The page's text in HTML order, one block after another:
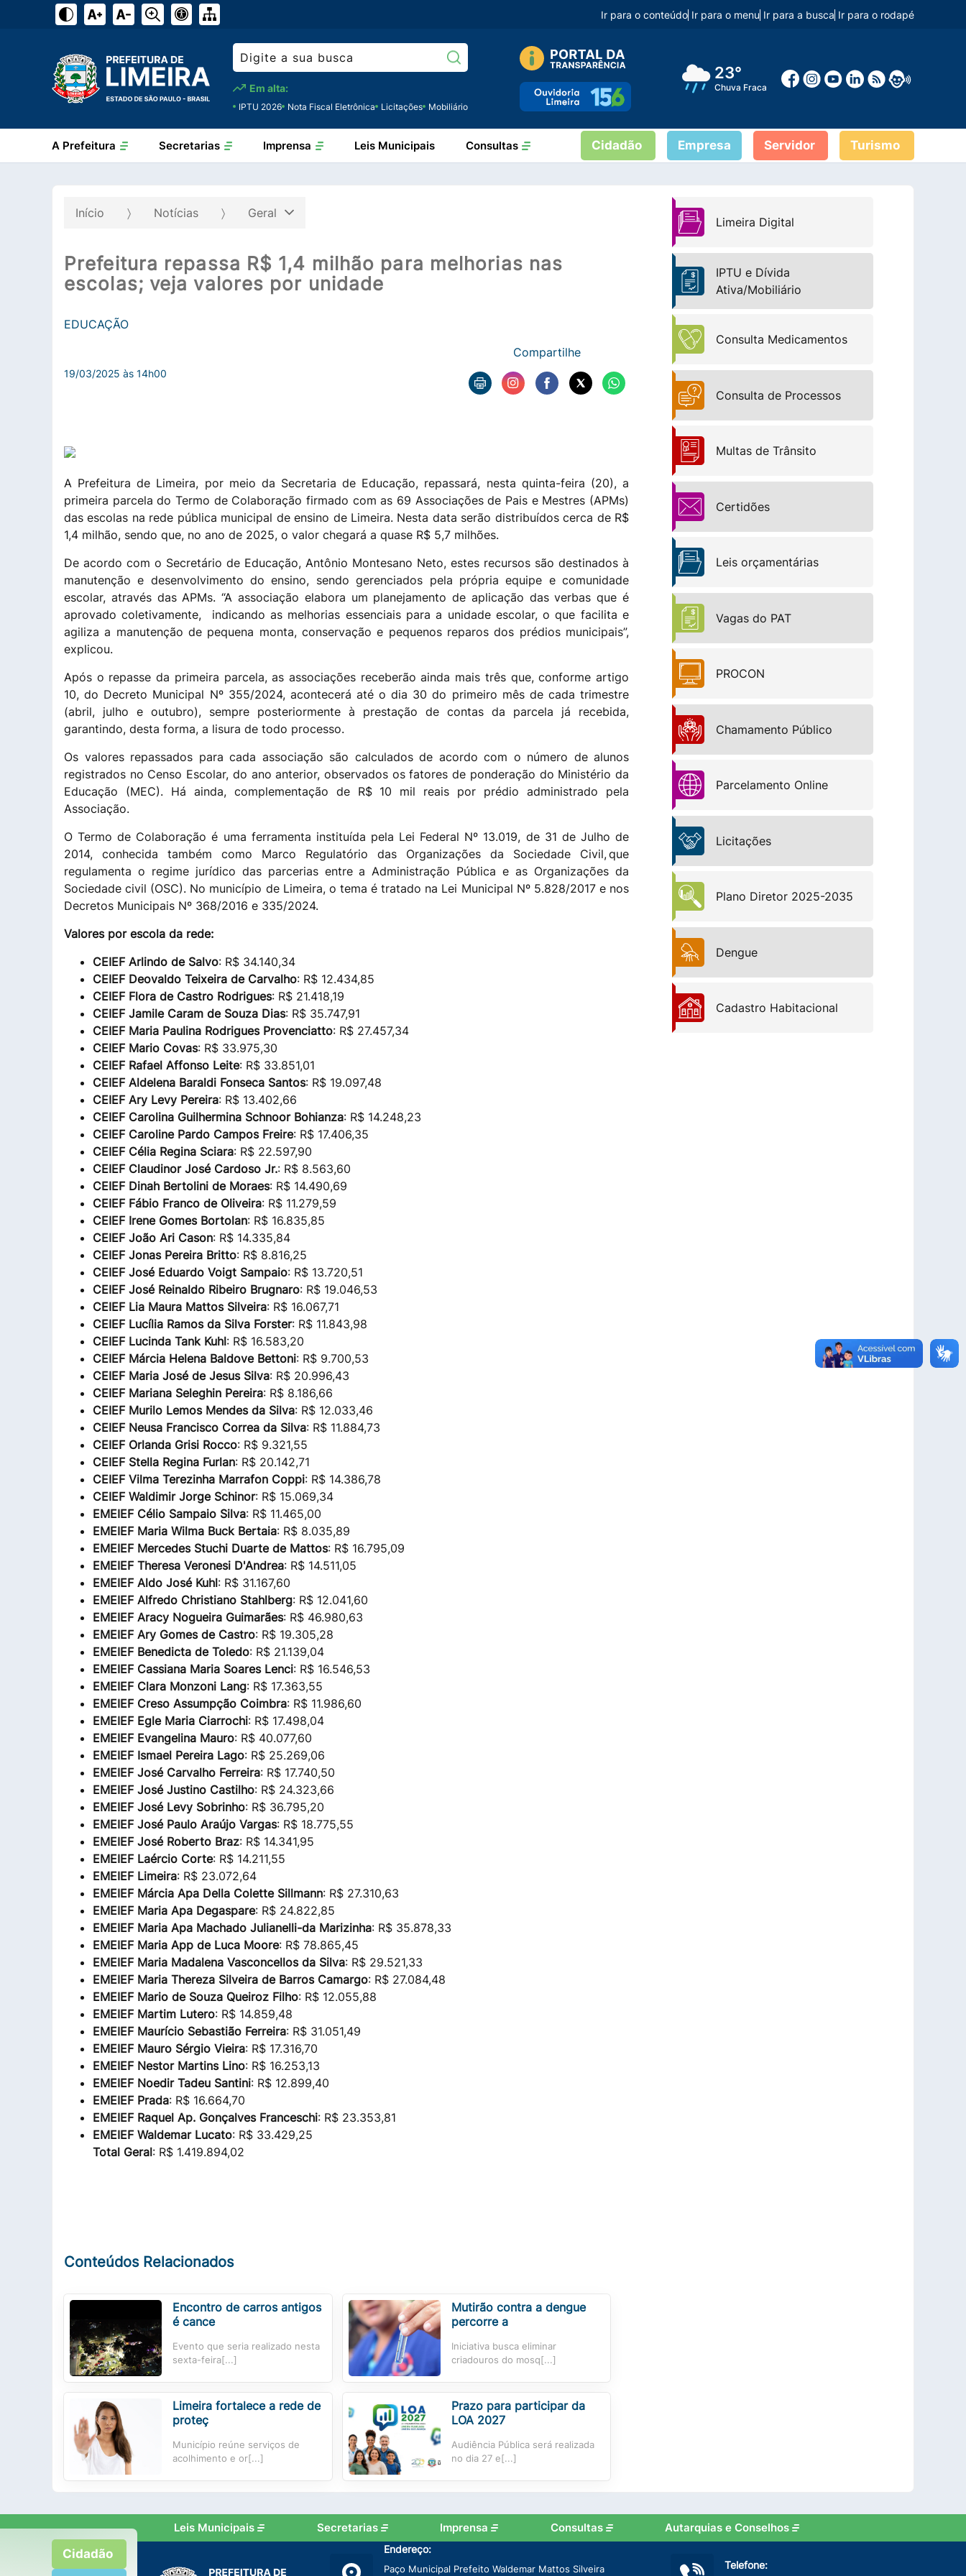
Ir para o conteúdo Ir para o menu Ir para a busca Ir para o rodapé
Pesquisar:
Em alta:
IPTU 2026 Nota Fiscal Eletrônica Licitações Mobiliário
23°
Chuva Fraca
Leis Municipais
A Prefeitura Secretarias Imprensa Consultas Cidadão Empresa Servidor Turismo
Início Notícias Geral
Prefeitura repassa R$ 1,4 milhão para melhorias nas
escolas; veja valores por unidade
EDUCAÇÃO
19/03/2025 às 14h00
Compartilhe
A Prefeitura de Limeira, por meio da Secretaria de Educação, repassará, nesta quinta-feira (20), a
primeira parcela do Termo de Colaboração firmado com as 69 Associações de Pais e Mestres (APMs)
das escolas na rede pública municipal de ensino de Limeira. Nesta data serão distribuídos cerca de R$
1,4 milhão, sendo que, no ano de 2025, o valor chegará a quase R$ 5,7 milhões.
De acordo com o Secretário de Educação, Antônio Montesano Neto, estes recursos são destinados à
manutenção e desenvolvimento do ensino, sendo gerenciados pela própria equipe e comunidade
escolar, através das APMs. “A associação elabora um planejamento de aplicação das verbas que é
aprovado coletivamente, indicando as melhorias essenciais para a unidade escolar, o que facilita e
agiliza a manutenção de pequena monta, conservação e pequenos reparos dos prédios municipais”,
explicou.
Após o repasse da primeira parcela, as associações receberão ainda mais três que, conforme artigo
10, do Decreto Municipal Nº 355/2024, acontecerá até o dia 30 do primeiro mês de cada trimestre
(abril, julho e outubro), sempre posteriormente à prestação de contas da parcela já recebida,
garantindo, desta forma, a lisura de todo processo.
Os valores repassados para cada associação são calculados de acordo com o número de alunos
registrados no Censo Escolar, do ano anterior, observados os fatores de ponderação do Ministério da
Educação (MEC). Há ainda, complementação de R$ 10 mil reais por prédio administrado pela
Associação.
O Termo de Colaboração é uma ferramenta instituída pela Lei Federal Nº 13.019, de 31 de Julho de
2014, conhecida também como Marco Regulatório das Organizações da Sociedade Civil, que
regulamenta o regime jurídico das parcerias entre a Administração Pública e as Organizações da
Sociedade civil (OSC). No município de Limeira, o tema é tratado na Lei Municipal Nº 5.828/2017 e nos
Decretos Municipais Nº 368/2016 e 335/2024.
Valores por escola da rede:
CEIEF Arlindo de Salvo: R$ 34.140,34
CEIEF Deovaldo Teixeira de Carvalho: R$ 12.434,85
CEIEF Flora de Castro Rodrigues: R$ 21.418,19
CEIEF Jamile Caram de Souza Dias: R$ 35.747,91
CEIEF Maria Paulina Rodrigues Provenciatto: R$ 27.457,34
CEIEF Mario Covas: R$ 33.975,30
CEIEF Rafael Affonso Leite: R$ 33.851,01
CEIEF Aldelena Baraldi Fonseca Santos: R$ 19.097,48
CEIEF Ary Levy Pereira: R$ 13.402,66
CEIEF Carolina Guilhermina Schnoor Bohianza: R$ 14.248,23
CEIEF Caroline Pardo Campos Freire: R$ 17.406,35
CEIEF Célia Regina Sciara: R$ 22.597,90
CEIEF Claudinor José Cardoso Jr.: R$ 8.563,60
CEIEF Dinah Bertolini de Moraes: R$ 14.490,69
CEIEF Fábio Franco de Oliveira: R$ 11.279,59
CEIEF Irene Gomes Bortolan: R$ 16.835,85
CEIEF João Ari Cason: R$ 14.335,84
CEIEF Jonas Pereira Britto: R$ 8.816,25
CEIEF José Eduardo Voigt Sampaio: R$ 13.720,51
CEIEF José Reinaldo Ribeiro Brugnaro: R$ 19.046,53
CEIEF Lia Maura Mattos Silveira: R$ 16.067,71
CEIEF Lucília Ramos da Silva Forster: R$ 11.843,98
CEIEF Lucinda Tank Kuhl: R$ 16.583,20
CEIEF Márcia Helena Baldove Bettoni: R$ 9.700,53
CEIEF Maria José de Jesus Silva: R$ 20.996,43
CEIEF Mariana Seleghin Pereira: R$ 8.186,66
CEIEF Murilo Lemos Mendes da Silva: R$ 12.033,46
CEIEF Neusa Francisco Correa da Silva: R$ 11.884,73
CEIEF Orlanda Grisi Rocco: R$ 9.321,55
CEIEF Stella Regina Furlan: R$ 20.142,71
CEIEF Vilma Terezinha Marrafon Coppi: R$ 14.386,78
CEIEF Waldimir Jorge Schinor: R$ 15.069,34
EMEIEF Célio Sampaio Silva: R$ 11.465,00
EMEIEF Maria Wilma Buck Bertaia: R$ 8.035,89
EMEIEF Mercedes Stuchi Duarte de Mattos: R$ 16.795,09
EMEIEF Theresa Veronesi D'Andrea: R$ 14.511,05
EMEIEF Aldo José Kuhl: R$ 31.167,60
EMEIEF Alfredo Christiano Stahlberg: R$ 12.041,60
EMEIEF Aracy Nogueira Guimarães: R$ 46.980,63
EMEIEF Ary Gomes de Castro: R$ 19.305,28
EMEIEF Benedicta de Toledo: R$ 21.139,04
EMEIEF Cassiana Maria Soares Lenci: R$ 16.546,53
EMEIEF Clara Monzoni Lang: R$ 17.363,55
EMEIEF Creso Assumpção Coimbra: R$ 11.986,60
EMEIEF Egle Maria Ciarrochi: R$ 17.498,04
EMEIEF Evangelina Mauro: R$ 40.077,60
EMEIEF Ismael Pereira Lago: R$ 25.269,06
EMEIEF José Carvalho Ferreira: R$ 17.740,50
EMEIEF José Justino Castilho: R$ 24.323,66
EMEIEF José Levy Sobrinho: R$ 36.795,20
EMEIEF José Paulo Araújo Vargas: R$ 18.775,55
EMEIEF José Roberto Braz: R$ 14.341,95
EMEIEF Laércio Corte: R$ 14.211,55
EMEIEF Limeira: R$ 23.072,64
EMEIEF Márcia Apa Della Colette Sillmann: R$ 27.310,63
EMEIEF Maria Apa Degaspare: R$ 24.822,85
EMEIEF Maria Apa Machado Julianelli-da Marizinha: R$ 35.878,33
EMEIEF Maria App de Luca Moore: R$ 78.865,45
EMEIEF Maria Madalena Vasconcellos da Silva: R$ 29.521,33
EMEIEF Maria Thereza Silveira de Barros Camargo: R$ 27.084,48
EMEIEF Mario de Souza Queiroz Filho: R$ 12.055,88
EMEIEF Martim Lutero: R$ 14.859,48
EMEIEF Maurício Sebastião Ferreira: R$ 31.051,49
EMEIEF Mauro Sérgio Vieira: R$ 17.316,70
EMEIEF Nestor Martins Lino: R$ 16.253,13
EMEIEF Noedir Tadeu Santini: R$ 12.899,40
EMEIEF Prada: R$ 16.664,70
EMEIEF Raquel Ap. Gonçalves Franceschi: R$ 23.353,81
EMEIEF Waldemar Lucato: R$ 33.429,25
Total Geral: R$ 1.419.894,02
Conteúdos Relacionados
Encontro de carros antigos
é cance
Evento que seria realizado nesta
sexta-feira[...]
Mutirão contra a dengue
percorre a
Iniciativa busca eliminar
criadouros do mosq[...]
Limeira fortalece a rede de
proteç
Município reúne serviços de
acolhimento e or[...]
Prazo para participar da
LOA 2027
Audiência Pública será realizada
no dia 27 e[...]
Limeira Digital
IPTU e Dívida
Ativa/Mobiliário
Consulta Medicamentos
Consulta de Processos
Multas de Trânsito
Certidões
Leis orçamentárias
Vagas do PAT
PROCON
Chamamento Público
Parcelamento Online
Licitações
Plano Diretor 2025-2035
Dengue
Cadastro Habitacional
Leis Municipais Secretarias Imprensa Consultas Autarquias e Conselhos
Cidadão Endereço:
Paço Municipal Prefeito Waldemar Mattos Silveira Telefone: